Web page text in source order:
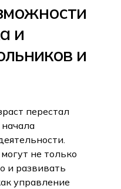
и
и
перестал
не только
и развивать
управление